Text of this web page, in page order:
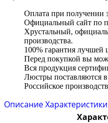
Оплата при получении
Официальный сайт по
Хрустальный,
производства.
100% гарантия лучшей
Перед покупкой вы
Вся продукция
Люстры поставляются
Российское
ОписаниеХарактеристики